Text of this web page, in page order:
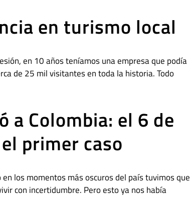
en turismo local
en 10 años teníamos una empresa que podía
de 25 mil visitantes en toda la historia. Todo
a Colombia: el 6 de
primer caso
los momentos más oscuros del país tuvimos que
con incertidumbre. Pero esto ya nos había